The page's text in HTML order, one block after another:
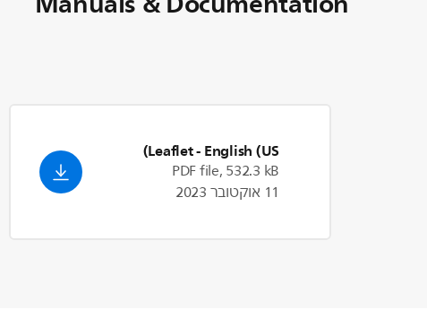
Leaflet- English (US)
PDF file, 532.3 kB
11 אוקטובר 2023